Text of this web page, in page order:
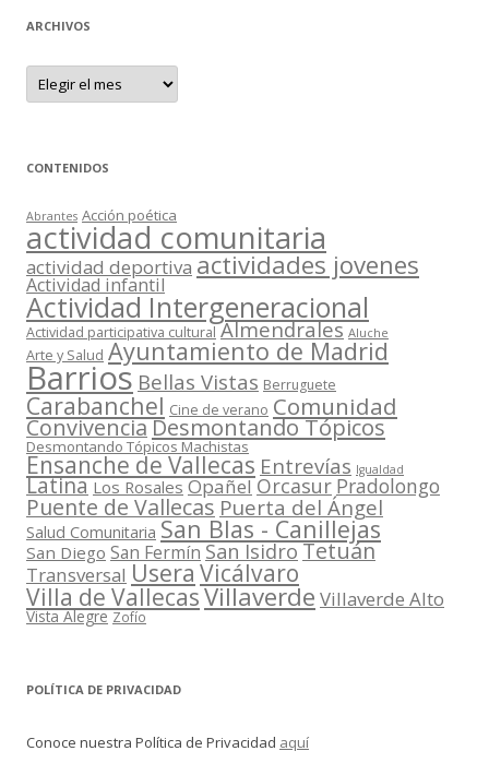
ARCHIVOS
A
c
o
s
CONTENIDOS
Abrantes Acción poética
actividad comunitaria
actividad deportiva actividades jovenes
Actividad infantil
Actividad Intergeneracional
Actividad participativa cultural Almendrales Aluche
Arte y Salud Ayuntamiento de Madrid
Barrios Bellas Vistas Berruguete
Carabanchel Cine de verano Comunidad
ConvivenciaDesmontando Tópicos
Desmontando Tópicos Machistas
Ensanche de Vallecas Entrevías Igualdad
Latina Los Rosales Opañel Orcasur Pradolongo
Puente de Vallecas Puerta del Ángel
Salud Comunitaria San Blas - Canillejas
San Diego San Fermín San IsidroTetuán
Transversal Usera Vicálvaro
Villa de VallecasVillaverde Villaverde Alto
Vista Alegre Zofío
POLÍTICA DE PRIVACIDAD
Conoce nuestra Política de Privacidad aquí